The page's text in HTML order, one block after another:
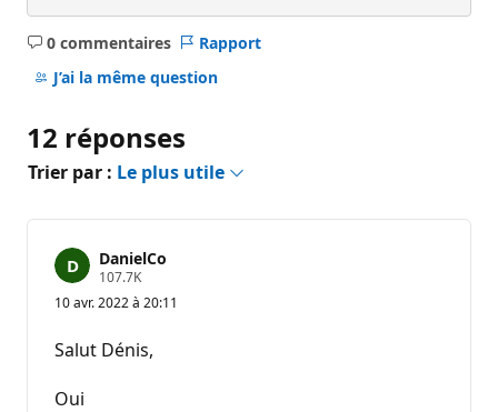
0 commentaires
Aucun
commentaire
Rapport
J’ai la même question
12 réponses
Trier par : Le plus utile
DanielCo
107.7KP
t
s
10 avr. 2022 à 20:11
Salut Dénis,
Oui